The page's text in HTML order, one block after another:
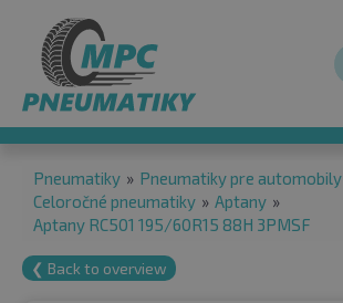
Pneumatiky » Pneumatiky pre automobily
Celoročné pneumatiky » Aptany »
Aptany RC501 195/60R15 88H 3PMSF
❮ Back to overview